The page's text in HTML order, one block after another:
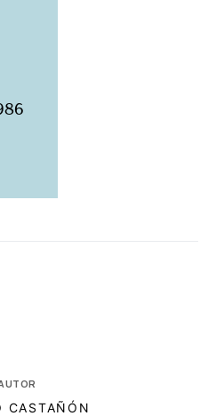
CASTAÑÓN